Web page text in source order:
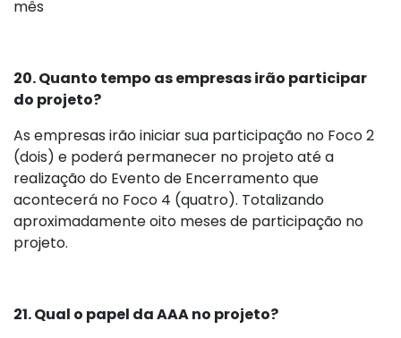
mês
20.Quanto tempo as empresas irão participar
do projeto?
As empresas irão iniciar sua participação no Foco 2
(dois) e poderá permanecer no projeto até a
realização do Evento de Encerramento que
acontecerá no Foco 4 (quatro). Totalizando
aproximadamente oito meses de participação no
projeto.
21. Qual o papel da AAA no projeto?